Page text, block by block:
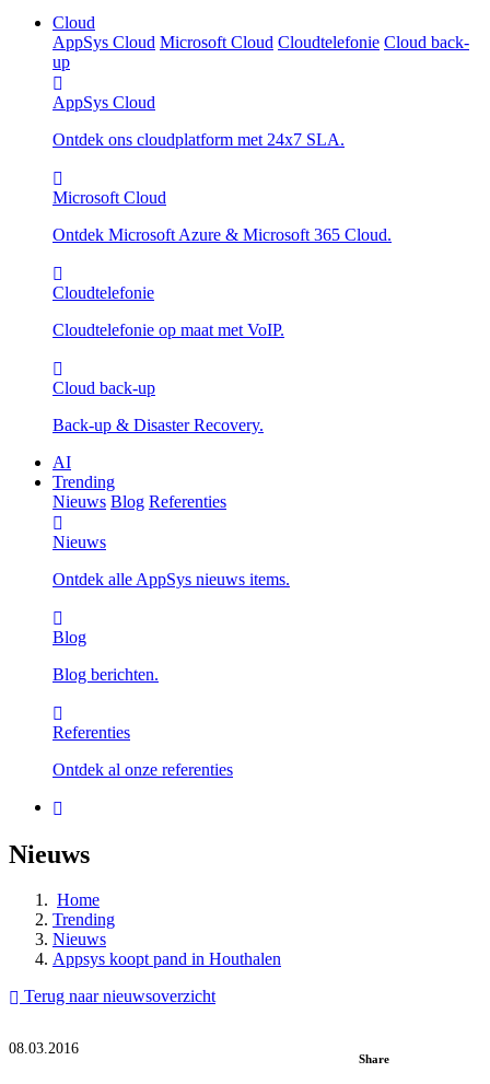
Cloud
AppSys Cloud Microsoft Cloud Cloudtelefonie Cloud back-
up
AppSys Cloud
Ontdek ons cloudplatform met 24x7 SLA.
Microsoft Cloud
Ontdek Microsoft Azure & Microsoft 365 Cloud.
Cloudtelefonie
Cloudtelefonie op maat met VoIP.
Cloud back-up
Back-up & Disaster Recovery.
AI
Trending
Nieuws Blog Referenties
Nieuws
Ontdek alle AppSys nieuws items.
Blog
Blog berichten.
Referenties
Ontdek al onze referenties
Nieuws
Home
Trending
Nieuws
Appsys koopt pand in Houthalen
Terug naar nieuwsoverzicht
08.03.2016
Share